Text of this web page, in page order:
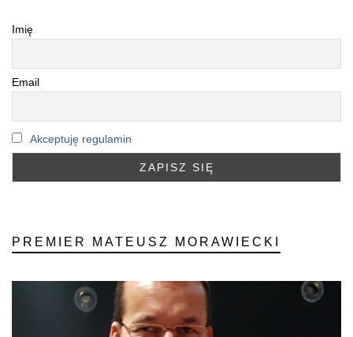
Imię
Email
Akceptuję regulamin
PREMIER MATEUSZ MORAWIECKI